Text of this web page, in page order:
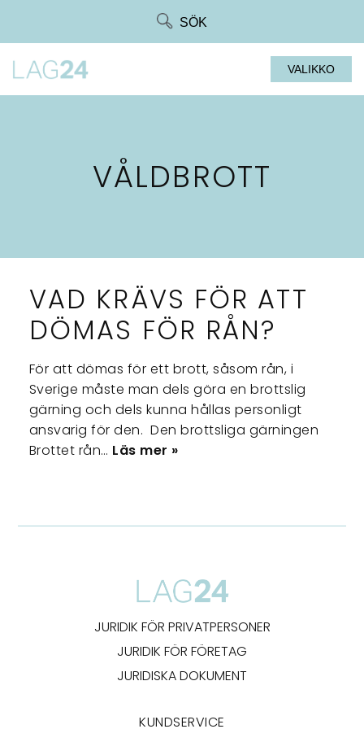
SÖK
VALIKKO
VÅLDBROTT
VAD KRÄVS FÖR ATT
DÖMAS FÖR RÅN?
För att dömas för ett brott, såsom rån, i
Sverige måste man dels göra en brottslig
gärning och dels kunna hållas personligt
ansvarig för den. Den brottsliga gärningen
Brottet rån… Läs mer »
JURIDIK FÖR PRIVATPERSONER
JURIDIK FÖR FÖRETAG
JURIDISKA DOKUMENT
KUNDSERVICE